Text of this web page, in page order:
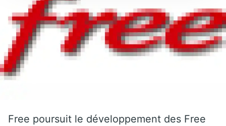
Free poursuit le développement des Free